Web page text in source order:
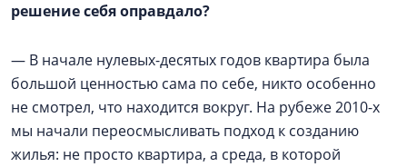
решение себя оправдало?
— В начале нулевых-десятых годов квартира была
большой ценностью сама по себе, никто особенно
не смотрел, что находится вокруг. На рубеже 2010-х
мы начали переосмысливать подход к созданию
жилья: не просто квартира, а среда, в которой